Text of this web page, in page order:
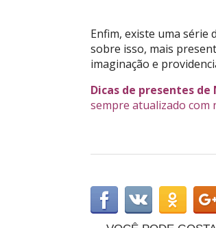
Enfim, existe uma série
sobre isso, mais
imaginação e
Dicas de presentes de
sempre atualizado com